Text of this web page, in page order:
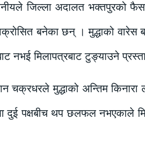
जिल्ला अदालत भक्तपुरको
बनेका छन् । मुद्धाको
नभई मिलापत्रबाट टुङ्याउने
मुद्धाको अन्तिम किनारा
दुई पक्षबीच थप छलफल नभएकाले